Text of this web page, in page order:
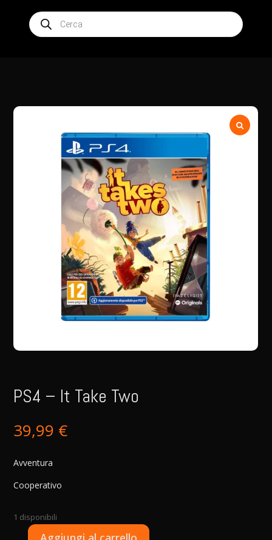
Products
search
PS4 – It Take Two
39,99 €
Avventura
Cooperativo
1 disponibili